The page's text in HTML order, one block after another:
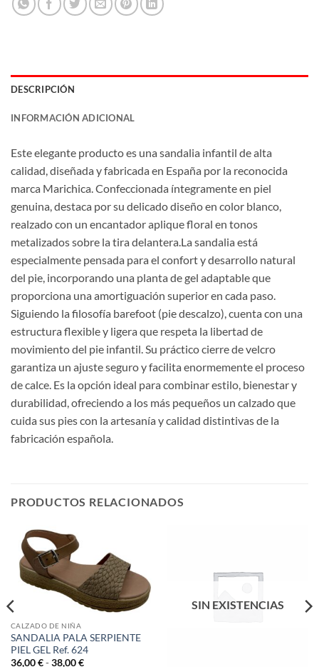
DESCRIPCIÓN
INFORMACIÓN ADICIONAL
Este elegante producto es una sandalia infantil de alta
calidad, diseñada y fabricada en España por la reconocida
marca Marichica. Confeccionada íntegramente en piel
genuina, destaca por su delicado diseño en color blanco,
realzado con un encantador aplique floral en tonos
metalizados sobre la tira delantera.La sandalia está
especialmente pensada para el confort y desarrollo natural
del pie, incorporando una planta de gel adaptable que
proporciona una amortiguación superior en cada paso.
Siguiendo la filosofía barefoot (pie descalzo), cuenta con una
estructura flexible y ligera que respeta la libertad de
movimiento del pie infantil. Su práctico cierre de velcro
garantiza un ajuste seguro y facilita enormemente el proceso
de calce. Es la opción ideal para combinar estilo, bienestar y
durabilidad, ofreciendo a los más pequeños un calzado que
cuida sus pies con la artesanía y calidad distintivas de la
fabricación española.
PRODUCTOS RELACIONADOS
CALZADO DE NIÑA
SANDALIA PALA SERPIENTE
PIEL GEL Ref. 624
36,00€ - 38,00€Rango
SIN EXISTENCIAS